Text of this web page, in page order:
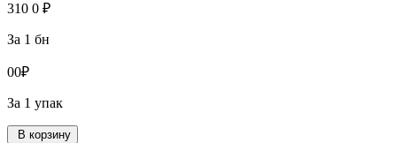
310 0 ₽
За 1 бн
00₽
За 1 упак
В корзину